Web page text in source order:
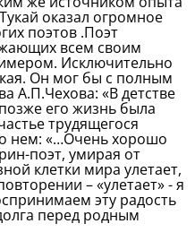
оказал огромное
поэтов .Поэт
всем своим
Исключительно
Он мог бы с полным
А.П.Чехова: «В детстве
его жизнь была
трудящегося
нем: «…Очень хорошо
поэт, умирая от
клетки мира улетает,
– «улетает» - я
эту радость
перед родным